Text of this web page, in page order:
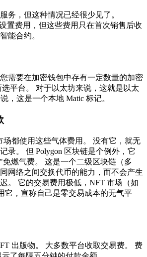
务，但这种情况已经很少见了。
置费用，但这些费用只在首次销售后收
能合约。
需要在加密钱包中存有一定数量的加密
平台。 对于以太坊来说，这就是以太
，这是一个本地 Matic 标记。
场都使用这些气体费用。 没有它，就无
录。 但 Polygon 区块链是个例外，它
燃气费。 这是一个二级区块链（多
网络之间交换代币的能力，而不会产生
。 它的交易费用极低，NFT 市场（如
它，宣称自己是零交易成本的无气平
出版物。 大多数平台收取交易费。 费